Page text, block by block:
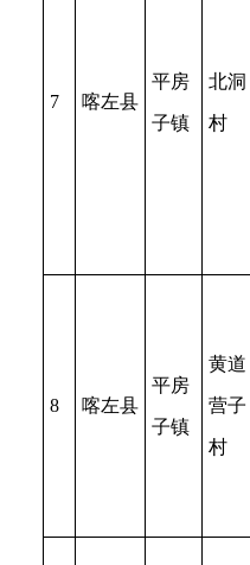
7 喀左县
平房
子镇
北洞
村
8 喀左县
平房
子镇
黄道
营子
村